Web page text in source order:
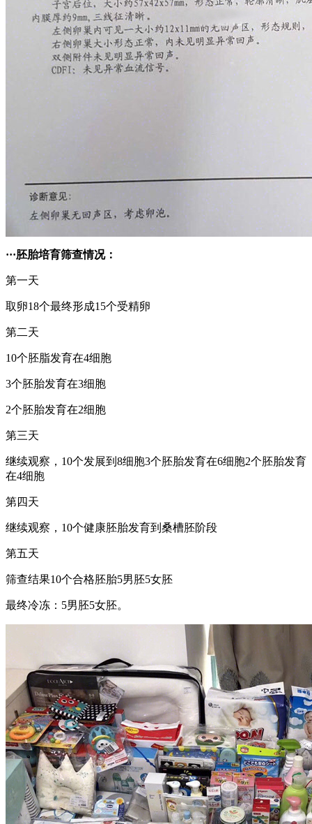
···胚胎培育筛查情况：
第一天
取卵18个最终形成15个受精卵
第二天
10个胚脂发育在4细胞
3个胚胎发育在3细胞
2个胚胎发育在2细胞
第三天
继续观察，10个发展到8细胞3个胚胎发育在6细胞2个胚胎发育
在4细胞
第四天
继续观察，10个健康胚胎发育到桑槽胚阶段
第五天
筛查结果10个合格胚胎5男胚5女胚
最终冷冻：5男胚5女胚。